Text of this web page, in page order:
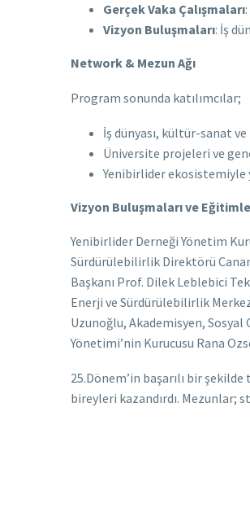
Gerçek Vaka Çalışmaları
Vizyon Buluşmaları: İş
Network & Mezun Ağı
Program sonunda katılımcılar;
İş dünyası, kültür-sanat
Üniversite projeleri ve
Yenibirlider ekosistemiyle
Vizyon Buluşmaları ve
Yenibirlider Derneği Yönetim
Sürdürülebilirlik Direktörü
Başkanı Prof. Dilek Leblebici
Enerji ve Sürdürülebilirlik
Uzunoğlu, Akademisyen, Sosyal
Yönetimi’nin Kurucusu Rana
25.Dönem’in başarılı bir
bireyleri kazandırdı. Mezunlar;